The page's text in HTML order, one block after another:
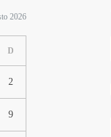
2026
D
2
9